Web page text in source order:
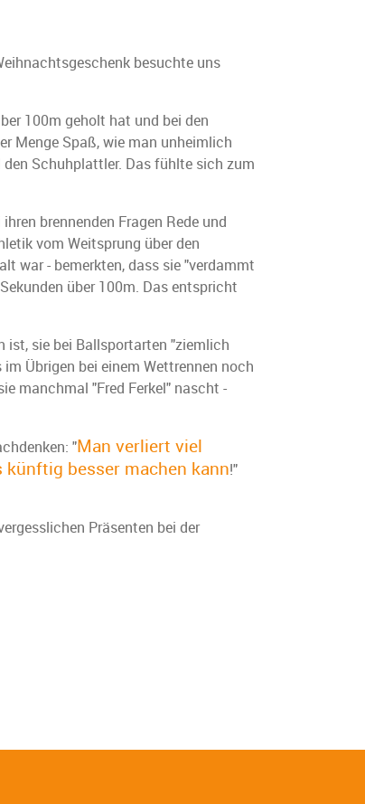
besuchte uns
100m geholt hat und bei den
Menge Spaß, wie man unheimlich
Schuhplattler. Das fühlte sich zum
brennenden Fragen Rede und
vom Weitsprung über den
war - bemerkten, dass sie "verdammt
über 100m. Das entspricht
ist, sie bei Ballsportarten "ziemlich
Übrigen bei einem Wettrennen noch
manchmal "Fred Ferkel" nascht -
"Man verliert viel
künftig besser machen kann!"
Präsenten bei der